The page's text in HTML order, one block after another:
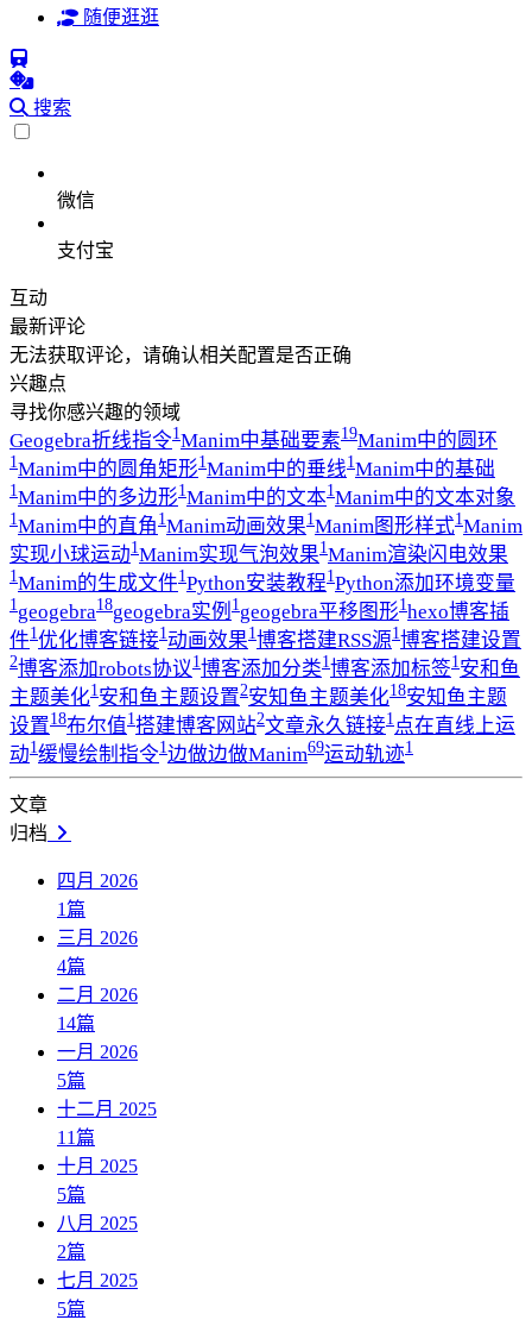
随便逛逛
搜索
微信
支付宝
互动
最新评论
无法获取评论，请确认相关配置是否正确
兴趣点
寻找你感兴趣的领域
Geogebra折线指令1Manim中基础要素19Manim中的圆环
1Manim中的圆角矩形1Manim中的垂线1Manim中的基础
1Manim中的多边形1Manim中的文本1Manim中的文本对象
1Manim中的直角 1Manim动画效果1Manim图形样式1Manim
实现小球运动1Manim实现气泡效果1Manim渲染闪电效果
1Manim的生成文件1Python安装教程1Python添加环境变量
1geogebra18geogebra实例 1geogebra平移图形1hexo博客插
件1优化博客链接1动画效果1博客搭建RSS源1博客搭建设置
2博客添加robots协议 1博客添加分类1博客添加标签1安和鱼
主题美化1安和鱼主题设置2安知鱼主题美化18安知鱼主题
设置18布尔值1搭建博客网站2文章永久链接1点在直线上运
动1缓慢绘制指令1边做边做Manim69运动轨迹1
文章
归档
四月 2026
1篇
三月 2026
4篇
二月 2026
14篇
一月 2026
5篇
十二月 2025
11篇
十月 2025
5篇
八月 2025
2篇
七月 2025
5篇